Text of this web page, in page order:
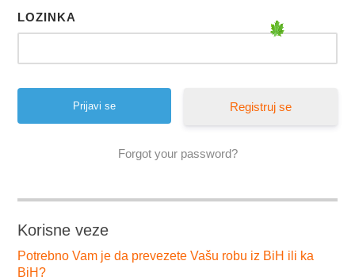
LOZINKA
Registruj se
Forgot your password?
Korisne veze
Potrebno Vam je da prevezete Vašu robu iz BiH ili ka
BiH?